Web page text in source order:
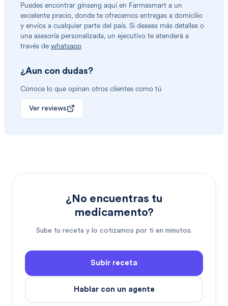
Puedes encontrar ginseng aquí en Farmasmart a un
excelente precio, donde te ofrecemos entregas a domicilio
y envíos a cualquier parte del país. Si deseas más detalles o
una asesoría personalizada, un ejecutivo te atenderá a
través de whatsapp
¿Aun con dudas?
Conoce lo que opinan otros clientes como tú
Ver reviews
¿No encuentras tu
medicamento?
Sube tu receta y lo cotizamos por ti en minutos.
Subir receta
Hablar con un agente